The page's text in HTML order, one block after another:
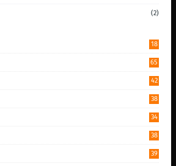
(2)
18
65
42
38
34
38
39